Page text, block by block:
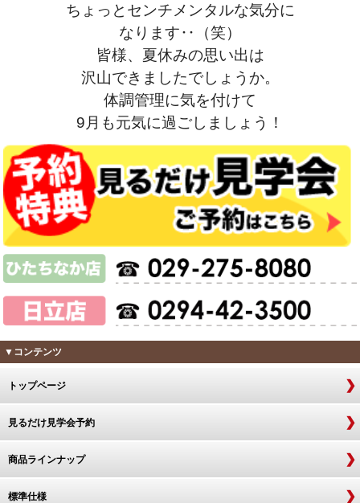
ちょっとセンチメンタルな気分に
なります‥（笑）
皆様、夏休みの思い出は
沢山できましたでしょうか。
体調管理に気を付けて
9月も元気に過ごしましょう！
▼コンテンツ
トップページ
見るだけ見学会予約
商品ラインナップ
標準仕様